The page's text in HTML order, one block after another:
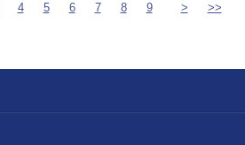
4 5 6 7 8 9 > >>